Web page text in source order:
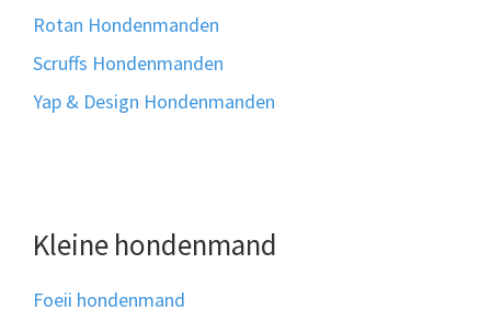
Rotan Hondenmanden
Scruffs Hondenmanden
Yap & Design Hondenmanden
Kleine hondenmand
Foeii hondenmand